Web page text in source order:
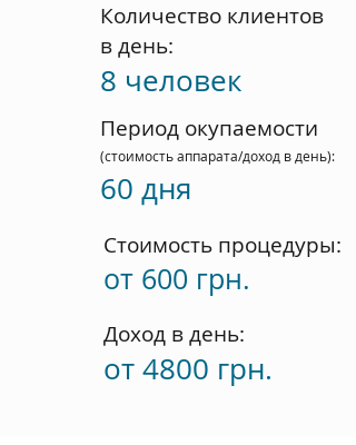
Количество клиентов
в день:
8 человек
Период окупаемости
(стоимость аппарата/доход в день):
60 дня
Стоимость процедуры:
от 600 грн.
Доход в день:
от 4800 грн.